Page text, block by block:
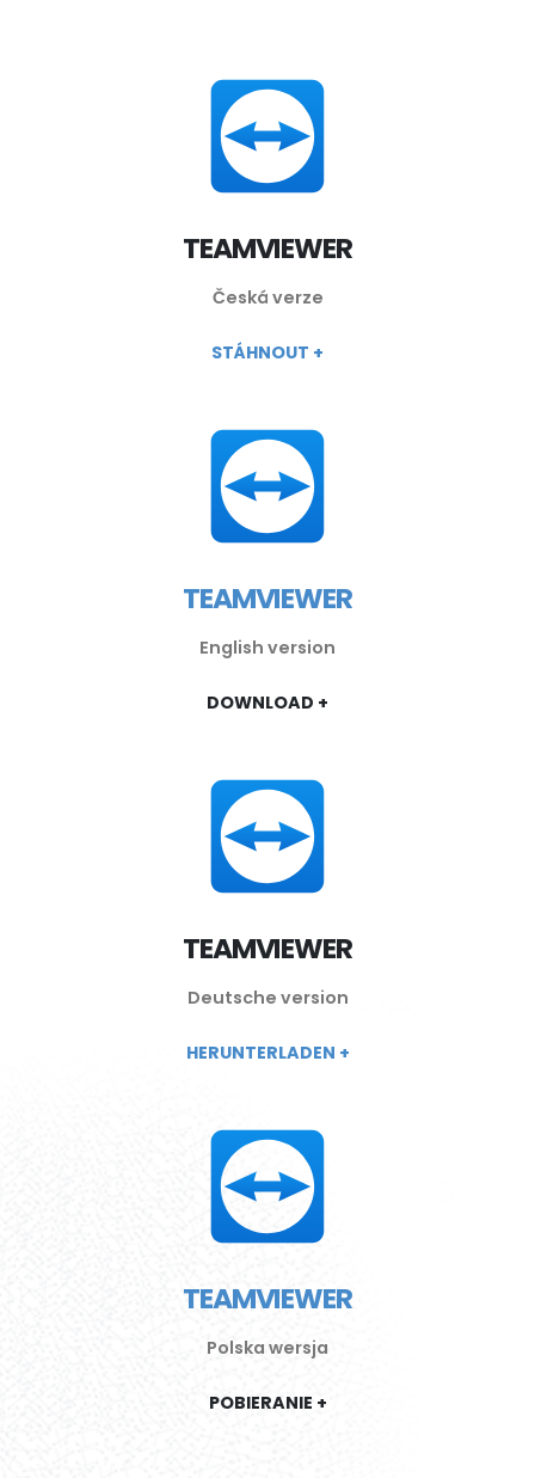
TEAMVIEWER
Česká verze
STÁHNOUT +
TEAMVIEWER
English version
DOWNLOAD +
TEAMVIEWER
Deutsche version
HERUNTERLADEN +
TEAMVIEWER
Polska wersja
POBIERANIE +